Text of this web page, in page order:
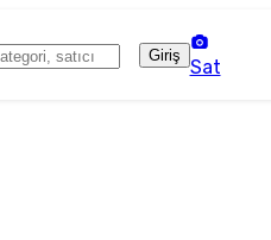
Giriş
Sat